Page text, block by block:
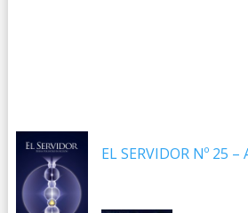
EL SERVIDOR Nº 25